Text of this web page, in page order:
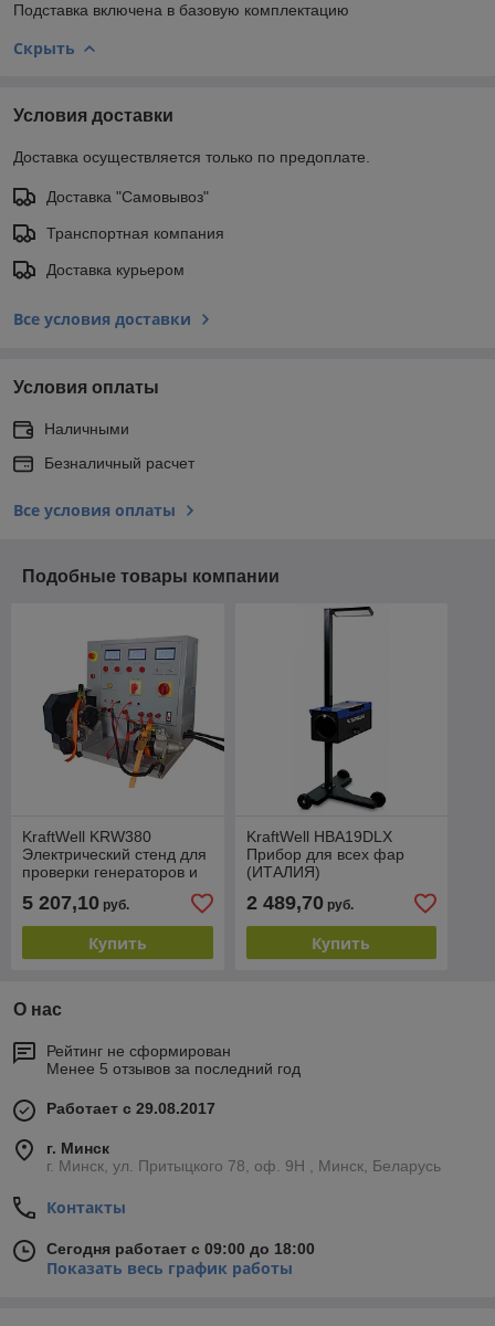
Подставка включена в базовую комплектацию
Скрыть
Условия доставки
Доставка осуществляется только по предоплате.
Доставка "Самовывоз"
Транспортная компания
Доставка курьером
Все условия доставки
Условия оплаты
Наличными
Безналичный расчет
Все условия оплаты
Подобные товары компании
KraftWell KRW380
Электрический стенд для
проверки генераторов и
5 207,10 руб.
Купить
KraftWell HBA19DLX
Прибор для всех фар
(ИТАЛИЯ)
2 489,70руб.
Купить
О нас
Рейтинг не сформирован
Менее 5 отзывов за последний год
Работает с 29.08.2017
г. Минск
г. Минск, ул. Притыцкого 78, оф. 9Н , Минск, Беларусь
Контакты
Сегодня работает с 09:00 до 18:00
Показать весь график работы